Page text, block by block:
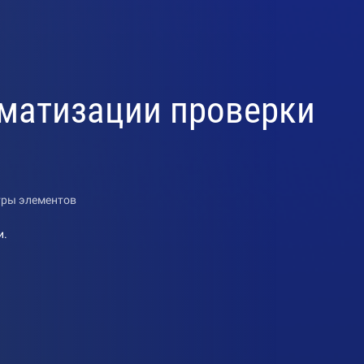
проверки
элементов